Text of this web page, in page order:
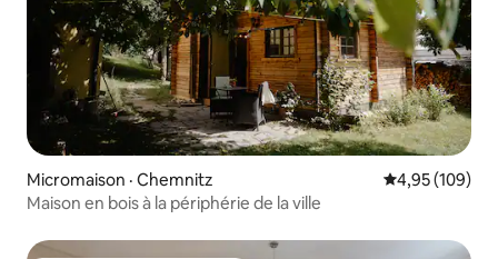
Micromaison · Chemnitz Note
4,95 (109)
Maison en bois à la périphérie de la ville